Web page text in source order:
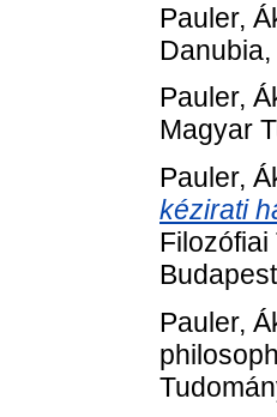
Pauler,
Pauler,
Magyar
Pauler,
kézirati
Pauler,